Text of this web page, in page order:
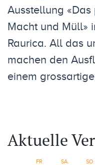
Ausstellung «Das
Macht und Müll»
Raurica. All das
machen den
einem
Aktuelle
FR. SA. SO.